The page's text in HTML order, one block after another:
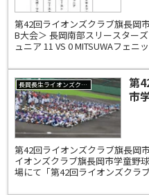
第42回ライオンズクラブ旗長岡
B大会＞ 長岡南部スリースター
ュニア 11 VS 0 MITSUWAフェニ
長岡長生ライオンズクラブ
第
市
第42回ライオンズクラブ旗長岡
イオンズクラブ旗長岡市学童野
場にて「第42回ライオンズクラ